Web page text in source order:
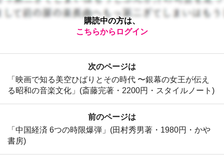
購読中の方は、
こちらからログイン
前のページは
「中国経済 6つの時限爆弾」(田村秀男著・1980円・かや
書房)
次のページは
「映画で知る美空ひばりとその時代 〜銀幕の女王が伝え
る昭和の音楽文化」(斎藤完著・2200円・スタイルノート)